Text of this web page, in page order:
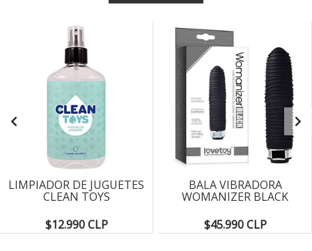
LIMPIADOR DE JUGUETES
CLEAN TOYS
$12.990 CLP
BALA VIBRADORA
WOMANIZER BLACK
$45.990 CLP